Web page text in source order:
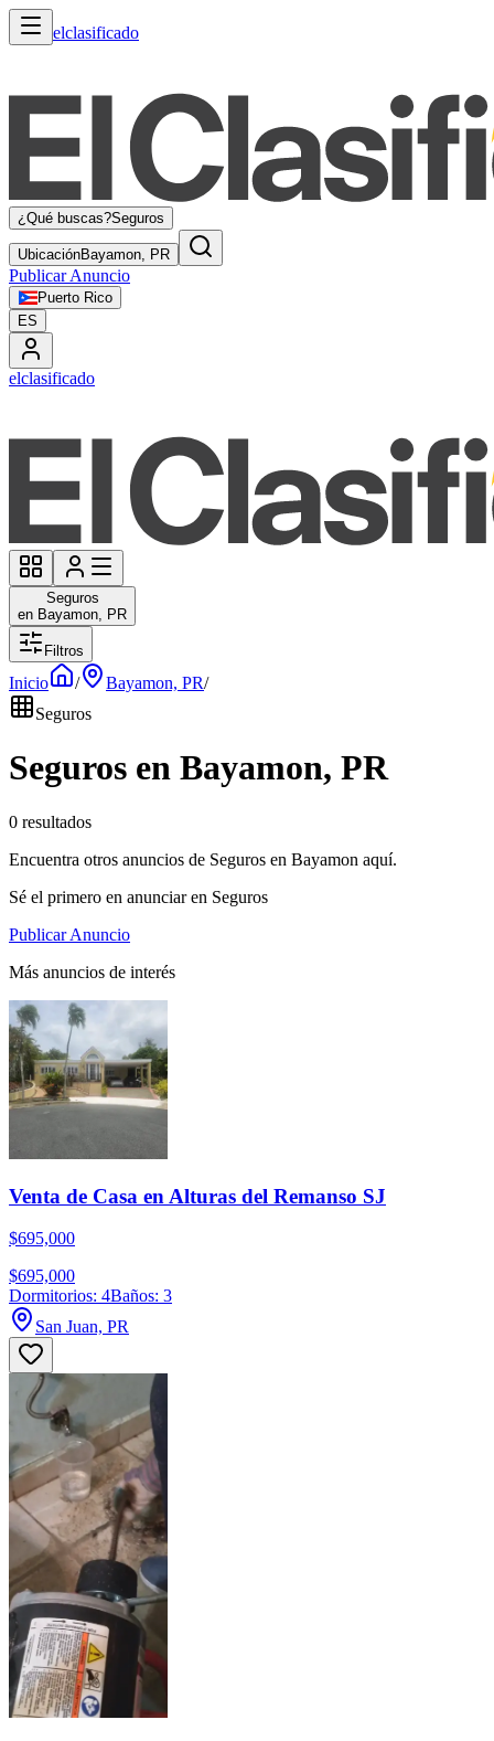
elclasificado
¿Qué buscas?Seguros
UbicaciónBayamon, PR
Publicar Anuncio
Puerto Rico
ES
elclasificado
Seguros
en Bayamon, PR
Filtros
Inicio / Bayamon, PR/
Seguros
Seguros en Bayamon, PR
0 resultados
Encuentra otros anuncios de Seguros en Bayamon aquí.
Sé el primero en anunciar en Seguros
Publicar Anuncio
Más anuncios de interés
Venta de Casa en Alturas del Remanso SJ
$695,000
$695,000
Dormitorios: 4Baños: 3
San Juan, PR